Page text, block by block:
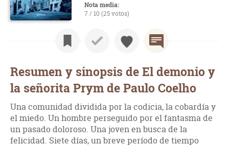
Nota media:
7 / 10 (25 votos)
Resumen y sinopsis de El demonio y
la señorita Prym de Paulo Coelho
Una comunidad dividida por la codicia, la cobardía y
el miedo. Un hombre perseguido por el fantasma de
un pasado doloroso. Una joven en busca de la
felicidad. Siete días, un breve período de tiempo